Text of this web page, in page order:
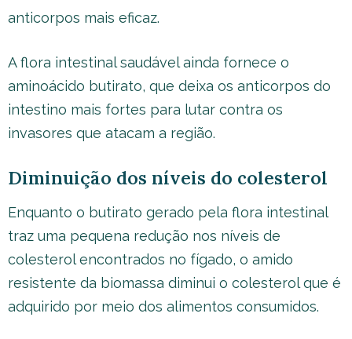
anticorpos mais eficaz.
A flora intestinal saudável ainda fornece o
aminoácido butirato, que deixa os anticorpos do
intestino mais fortes para lutar contra os
invasores que atacam a região.
Diminuição dos níveis do colesterol
Enquanto o butirato gerado pela flora intestinal
traz uma pequena redução nos níveis de
colesterol encontrados no fígado, o amido
resistente da biomassa diminui o colesterol que é
adquirido por meio dos alimentos consumidos.